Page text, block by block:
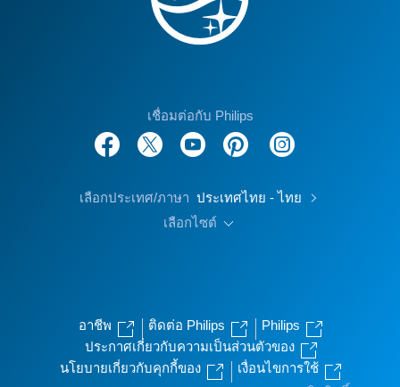
เชื่อมต่อกับ Philips
เลือกประเทศ/ภาษา ประเทศไทย - ไทย
เลือกไซต์
อาชีพ ติดต่อ Philips
Philips
ประกาศเกี่ยวกับความเป็นส่วนตัวของ
นโยบายเกี่ยวกับคุกกี้ของ
เงื่อนไขการใช้